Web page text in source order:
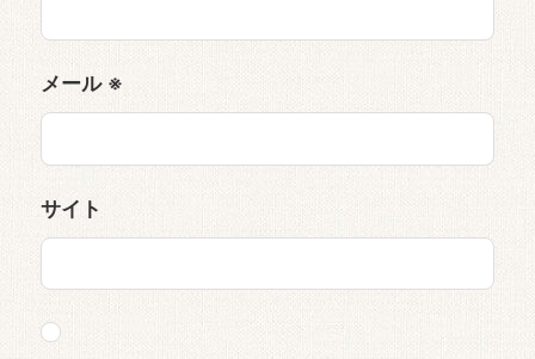
メール ※
サイト